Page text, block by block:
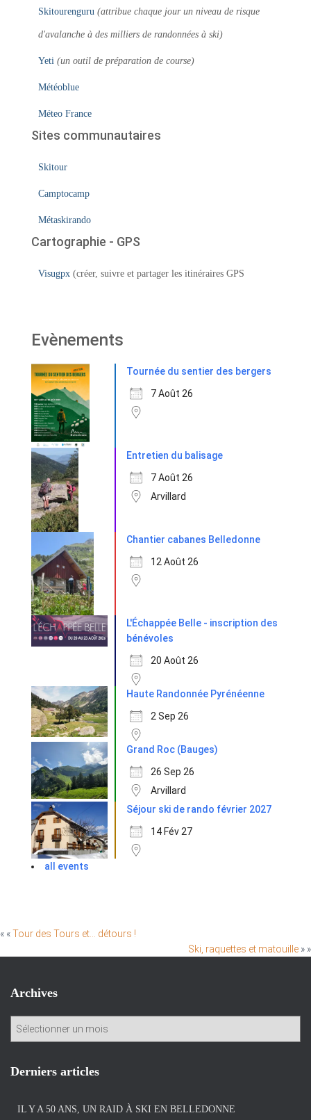
Skitourenguru (attribue chaque jour un niveau de risque
d'avalanche à des milliers de randonnées à ski)
Yeti (un outil de préparation de course)
Météoblue
Méteo France
Sites communautaires
Skitour
Camptocamp
Métaskirando
Cartographie - GPS
Visugpx (créer, suivre et partager les itinéraires GPS
Evènements
Tournée du sentier des bergers
7 Août 26
Entretien du balisage
7 Août 26
Arvillard
Chantier cabanes Belledonne
12 Août 26
L'Échappée Belle - inscription des
bénévoles
20 Août 26
Haute Randonnée Pyrénéenne
2 Sep 26
Grand Roc (Bauges)
26 Sep 26
Arvillard
Séjour ski de rando février 2027
14 Fév 27
all events
« «Tour des Tours et… détours !
Ski, raquettes et matouille » »
Archives
h
Derniers articles
IL Y A 50 ANS, UN RAID À SKI EN BELLEDONNE